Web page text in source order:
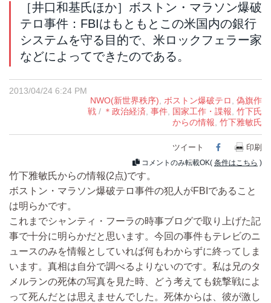
［井口和基氏ほか］ボストン・マラソン爆破
テロ事件：FBIはもともとこの米国内の銀行
システムを守る目的で、米ロックフェラー家
などによってできたのである。
2013/04/24 6:24 PM
NWO(新世界秩序)
ボストン爆破テロ
偽旗作
戦 / ＊政治経済 事件 国家工作・諜報 竹下氏
からの情報 竹下雅敏氏
ツイート Facebook
印刷
コメントのみ転載OK( 条件はこちら )
竹下雅敏氏からの情報(2点)です。
ボストン・マラソン爆破テロ事件の犯人がFBIであること
は明らかです。
これまでシャンティ・フーラの時事ブログで取り上げた記
事で十分に明らかだと思います。今回の事件もテレビのニ
ュースのみを情報としていれば何もわからずに終ってしま
います。真相は自分で調べるよりないのです。私は兄のタ
メルランの死体の写真を見た時、どう考えても銃撃戦によ
って死んだとは思えませんでした。死体からは、彼が激し